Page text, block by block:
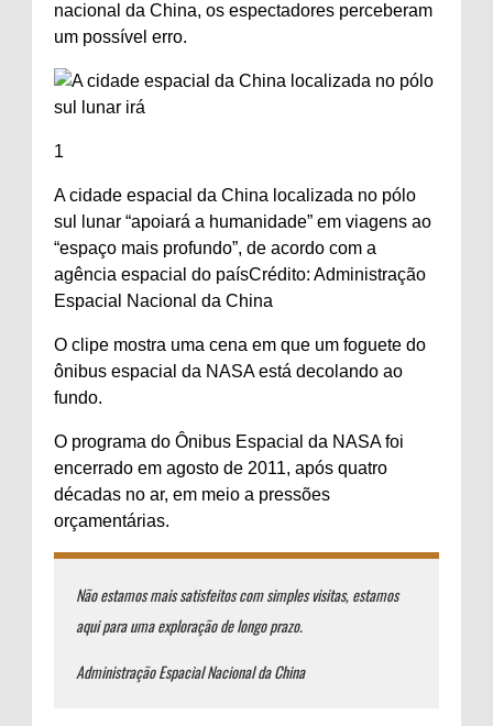
nacional da China, os espectadores perceberam
um possível erro.
1
A cidade espacial da China localizada no pólo
sul lunar “apoiará a humanidade” em viagens ao
“espaço mais profundo”, de acordo com a
agência espacial do paísCrédito: Administração
Espacial Nacional da China
O clipe mostra uma cena em que um foguete do
ônibus espacial da NASA está decolando ao
fundo.
O programa do Ônibus Espacial da NASA foi
encerrado em agosto de 2011, após quatro
décadas no ar, em meio a pressões
orçamentárias.
Não estamos mais satisfeitos com simples visitas, estamos
aqui para uma exploração de longo prazo.
Administração Espacial Nacional da China